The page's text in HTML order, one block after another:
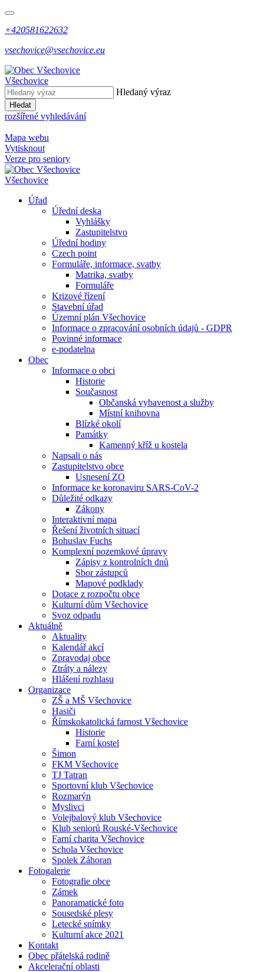
+420581622632
vsechovice@vsechovice.eu
Všechovice
Hledaný výraz
Hledat
rozšířené vyhledávání
Mapa webu
Vytisknout
Verze pro seniory
Všechovice
Úřad
Úřední deska
Vyhlášky
Zastupitelstvo
Úřední hodiny
Czech point
Formuláře, informace, svatby
Matrika, svatby
Formuláře
Krizové řízení
Stavební úřad
Územní plán Všechovice
Informace o zpracování osobních údajů - GDPR
Povinné informace
e-podatelna
Obec
Informace o obci
Historie
Současnost
Občanská vybavenost a služby
Místní knihovna
Blízké okolí
Památky
Kamenný kříž u kostela
Napsali o nás
Zastupitelstvo obce
Usnesení ZO
Informace ke koronaviru SARS-CoV-2
Důležité odkazy
Zákony
Interaktivní mapa
Řešení životních situací
Bohuslav Fuchs
Komplexní pozemkové úpravy
Zápisy z kontrolních dnů
Sbor zástupců
Mapové podklady
Dotace z rozpočtu obce
Kulturní dům Všechovice
Svoz odpadu
Aktuálně
Aktuality
Kalendář akcí
Zpravodaj obce
Ztráty a nálezy
Hlášení rozhlasu
Organizace
ZŠ a MŠ Všechovice
Hasiči
Římskokatolická farnost Všechovice
Historie
Farní kostel
Šimon
FKM Všechovice
TJ Tatran
Sportovní klub Všechovice
Rozmarýn
Myslivci
Volejbalový klub Všechovice
Klub seniorů Rouské-Všechovice
Farní charita Všechovice
Schola Všechovice
Spolek Záhoran
Fotogalerie
Fotografie obce
Zámek
Panoramatické foto
Sousedské plesy
Letecké snímky
Kulturní akce 2021
Kontakt
Obec přátelská rodině
Akcelerační oblasti